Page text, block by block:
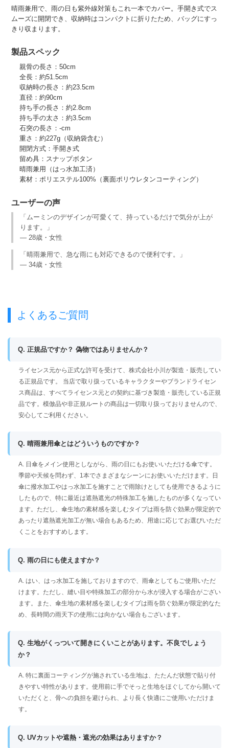
晴雨兼用で、雨の日も紫外線対策もこれ一本でカバー。手開き式でス
ムーズに開閉でき、収納時はコンパクトに折りたため、バッグにすっ
きり収まります。
製品スペック
親骨の長さ：50cm
全長：約51.5cm
収納時の長さ：約23.5cm
直径：約90cm
持ち手の長さ：約2.8cm
持ち手の太さ：約3.5cm
石突の長さ：-cm
重さ：約227g（収納袋含む）
開閉方式：手開き式
留め具：スナップボタン
晴雨兼用（はっ水加工済）
素材：ポリエステル100%（裏面ポリウレタンコーティング）
ユーザーの声
「ムーミンのデザインが可愛くて、持っているだけで気分が上が
ります。」
— 28歳・女性
「晴雨兼用で、急な雨にも対応できるので便利です。」
— 34歳・女性
よくあるご質問
Q. 正規品ですか？ 偽物ではありませんか？
ライセンス元から正式な許可を受けて、株式会社小川が製造・販売してい
る正規品です。 当店で取り扱っているキャラクターやブランドライセン
ス商品は、すべてライセンス元との契約に基づき製造・販売している正規
品です。模倣品や非正規ルートの商品は一切取り扱っておりませんので、
安心してご利用ください。
Q. 晴雨兼用傘とはどういうものですか？
A. 日傘をメイン使用としながら、雨の日にもお使いいただける傘です。
季節や天候を問わず、1本でさまざまなシーンにお使いいただけます。日
傘に撥水加工やはっ水加工を施すことで雨除けとしても使用できるように
したもので、特に最近は遮熱遮光の特殊加工を施したものが多くなってい
ます。ただし、傘生地の素材感を楽しむタイプは雨を防ぐ効果が限定的で
あったり遮熱遮光加工が無い場合もあるため、用途に応じてお選びいただ
くことをおすすめします。
Q. 雨の日にも使えますか？
A. はい、はっ水加工を施しておりますので、雨傘としてもご使用いただ
けます。ただし、縫い目や特殊加工の部分から水が浸入する場合がござい
ます。また、傘生地の素材感を楽しむタイプは雨を防ぐ効果が限定的なた
め、長時間の雨天下の使用には向かない場合もございます。
Q. 生地がくっついて開きにくいことがあります。不良でしょう
か？
A. 特に裏面コーティングが施されている生地は、たたんだ状態で貼り付
きやすい特性があります。使用前に手でそっと生地をほぐしてから開いて
いただくと、骨への負担を避けられ、より長く快適にご使用いただけま
す。
Q. UVカットや遮熱・遮光の効果はありますか？